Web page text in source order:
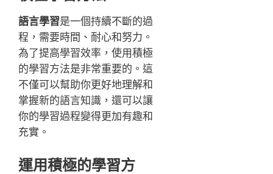
語言學習是一個持續不斷的過
程，需要時間、耐心和努力。
為了提高學習效率，使用積極
的學習方法是非常重要的。這
不僅可以幫助你更好地理解和
掌握新的語言知識，還可以讓
你的學習過程變得更加有趣和
充實。
運用積極的學習方